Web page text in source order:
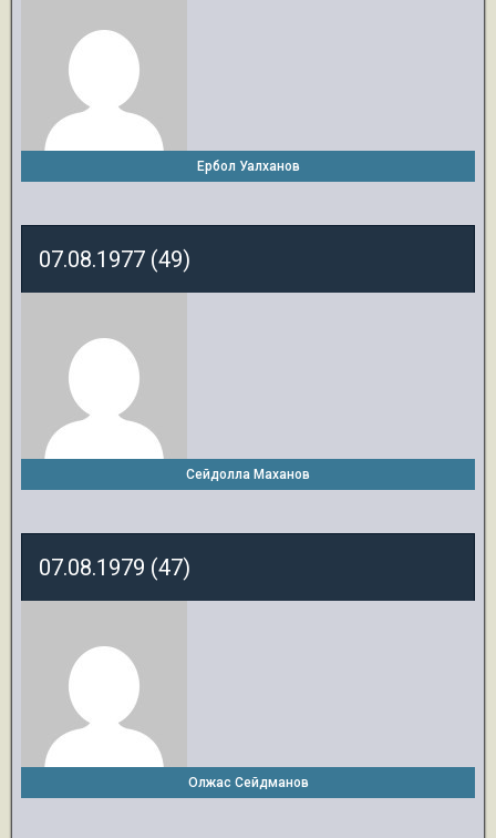
Ербол Уалханов
07.08.1977 (49)
Сейдолла Маханов
07.08.1979 (47)
Олжас Сейдманов